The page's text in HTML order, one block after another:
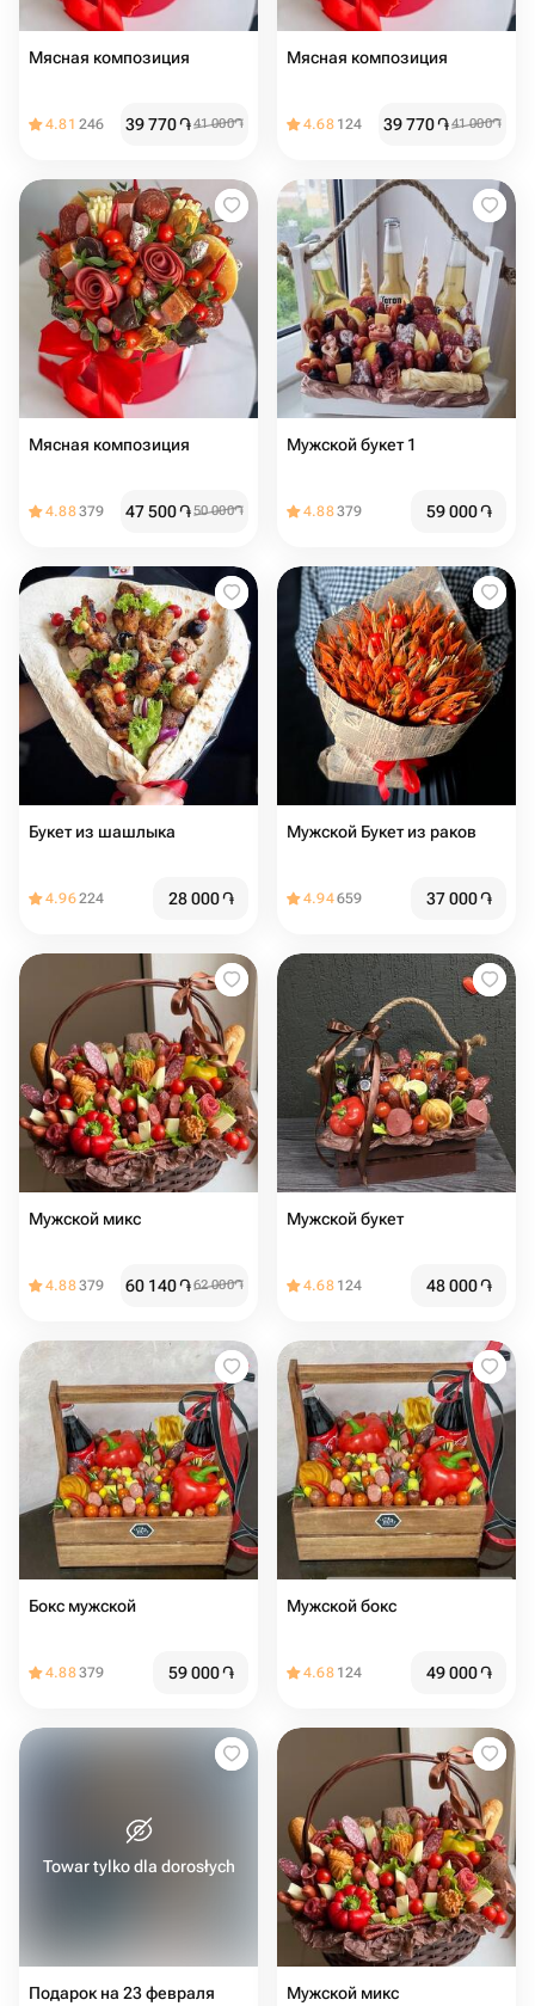
Мясная композиция
4.81 246 39 770֏41 000֏
Мясная композиция
4.68 124 39 770֏41 000֏
Мясная композиция
4.88379 47 500֏50 000֏
Мужской букет 1
4.88379 59 000֏
Букет из шашлыка
4.96224 28 000֏
Мужской Букет из раков
4.94659 37 000֏
Мужской микс
4.88379 60 140֏62 000֏
Мужской букет
4.68 124 48 000֏
Бокс мужской
4.88379 59 000֏
Мужской бокс
4.68 124 49 000֏
Towar tylko dla dorosłych
Подарок на 23 февраля Мужской микс